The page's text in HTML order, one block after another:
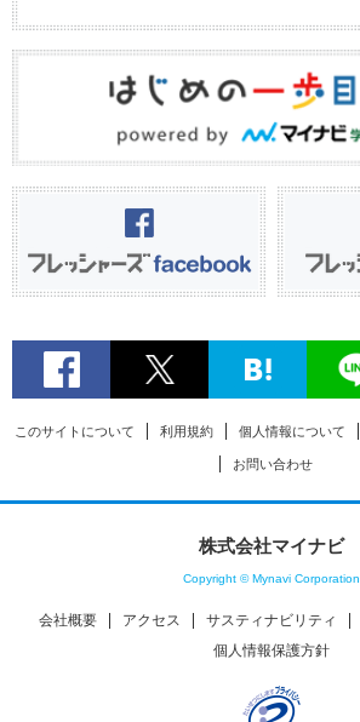
このサイトについて 利用規約 個人情報について
お問い合わせ
株式会社マイナビ
Copyright © Mynavi Corporation
会社概要 アクセス サスティナビリティ
個人情報保護方針